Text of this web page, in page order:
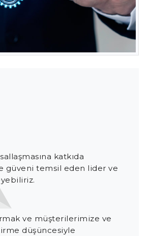
katkıda
güveni temsil eden lider ve
ve müşterilerimize ve
düşüncesiyle